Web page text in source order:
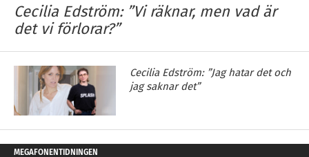
Cecilia Edström: ”Vi räknar, men vad är
det vi förlorar?”
Cecilia Edström: ”Jag hatar det och
jag saknar det”
MEGAFONENTIDNINGEN